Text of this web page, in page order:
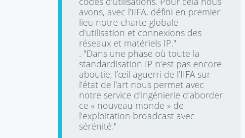
avons, avec l’IIFA, défini en premier
lieu notre charte globale
d’utilisation et connexions des
réseaux et matériels IP."
. "Dans une phase où toute la
standardisation IP n’est pas encore
aboutie, l’œil aguerri de l’IIFA sur
l’état de l’art nous permet avec
notre service d’ingénierie d’aborder
ce « nouveau monde » de
l’exploitation broadcast avec
sérénité."